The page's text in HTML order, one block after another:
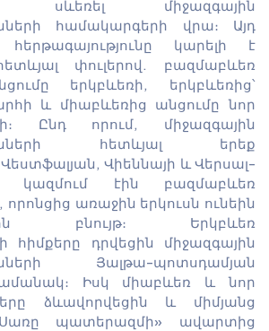
սևեռել միջազգային
համակարգերի վրա։ Այդ
կարելի է
փուլերով. բազմաբևեռ
երկբևեռի, երկբևեռից՝
և միաբևեռից անցումը նոր
Ընդ որում, միջազգային
հետևյալ երեք
Վիեննայի և Վերսալ-
կազմում էին բազմաբևեռ
առաջին երկուսն ունեին
բնույթ։ Երկբևեռ
հիմքերը դրվեցին միջազգային
Յալթա-պոտսդամյան
Իսկ միաբևեռ և նոր
ձևավորվեցին և միմյանց
պատերազմի» ավարտից